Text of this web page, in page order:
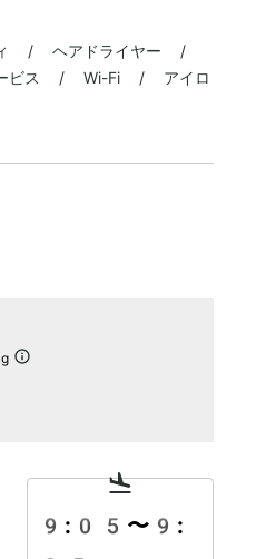
/ ヘアドライヤー /
ビス / Wi-Fi / アイロ
9:05 〜 9: